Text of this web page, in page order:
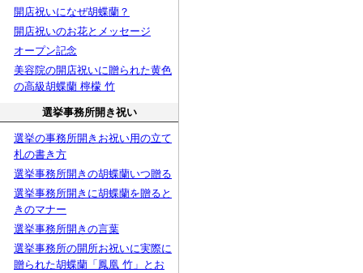
開店祝いになぜ胡蝶蘭？
開店祝いのお花とメッセージ
オープン記念
美容院の開店祝いに贈られた黄色
の高級胡蝶蘭 檸檬 竹
選挙事務所開き祝い
選挙の事務所開きお祝い用の立て
札の書き方
選挙事務所開きの胡蝶蘭いつ贈る
選挙事務所開きに胡蝶蘭を贈ると
きのマナー
選挙事務所開きの言葉
選挙事務所の開所お祝いに実際に
贈られた胡蝶蘭「鳳凰 竹」とお